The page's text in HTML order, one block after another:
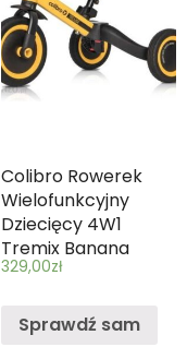
Colibro Rowerek
Wielofunkcyjny
Dziecięcy 4W1
Tremix Banana
329,00zł
Sprawdź sam